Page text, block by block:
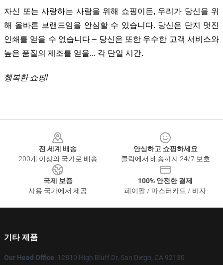
자신 또는 사랑하는 사람을 위해 쇼핑이든, 우리가 당신을 위
해 올바른 브랜드임을 안심할 수 있습니다. 당신은 단지 멋진
인쇄를 얻을 수 없습니다 – 당신은 또한 우수한 고객 서비스와
높은 품질의 제조를 얻을... 각 단일 시간.
행복한 쇼핑!
전 세계 배송
200개 이상의 국가로 배송
안심하고 쇼핑하세요
클릭에서 배송까지 24/7 보호
국제 보증
사용 국가에서 제공
100% 안전한 결제
페이팔 / 마스터카드 / 비자
기타 제품
Our Head Office: 12810 High Bluff Dr, San Diego, CA 92130